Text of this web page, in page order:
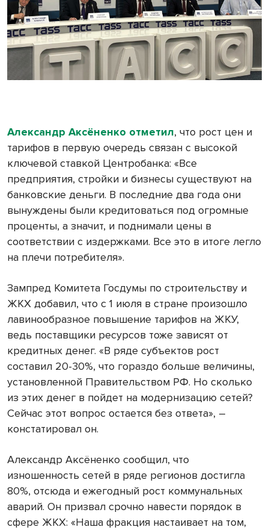
Александр Аксёненко отметил, что рост цен и
тарифов в первую очередь связан с высокой
ключевой ставкой Центробанка: «Все
предприятия, стройки и бизнесы существуют на
банковские деньги. В последние два года они
вынуждены были кредитоваться под огромные
проценты, а значит, и поднимали цены в
соответствии с издержками. Все это в итоге легло
на плечи потребителя».
Зампред Комитета Госдумы по строительству и
ЖКХ добавил, что с 1 июля в стране произошло
лавинообразное повышение тарифов на ЖКУ,
ведь поставщики ресурсов тоже зависят от
кредитных денег. «В ряде субъектов рост
составил 20-30%, что гораздо больше величины,
установленной Правительством РФ. Но сколько
из этих денег в пойдет на модернизацию сетей?
Сейчас этот вопрос остается без ответа», –
констатировал он.
Александр Аксёненко сообщил, что
изношенность сетей в ряде регионов достигла
80%, отсюда и ежегодный рост коммунальных
аварий. Он призвал срочно навести порядок в
сфере ЖКХ: «Наша фракция настаивает на том,